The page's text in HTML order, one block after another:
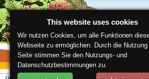
This website uses cookies
Wir nutzen Cookies, um alle Funktionen
Webseite zu ermöglichen. Durch die Nutzung
Seite stimmen Sie den Nutzungs- und
Datenschutzbestimmungen zu.